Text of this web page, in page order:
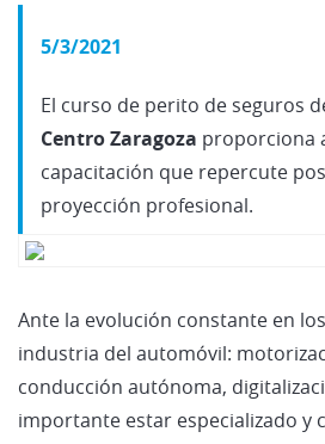
5/3/2021
El curso de perito de seguros
Centro Zaragoza proporciona
capacitación que repercute
proyección profesional.
Ante la evolución constante en
industria del automóvil:
conducción autónoma,
importante estar especializado y